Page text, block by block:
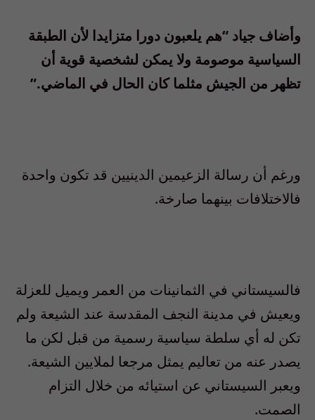
وأضاف جياد “هم يلعبون دورا متزايدا لأن الطبقة
السياسية موصومة ولا يمكن لشخصية قوية أن
تظهر من الجيش مثلما كان الحال في الماضي.”
ورغم أن رسالة الزعيمين الدينيين قد تكون واحدة
فالاختلافات بينهما صارخة.
فالسيستاني في الثمانينات من العمر ويميل للعزلة
ويعيش في مدينة النجف المقدسة عند الشيعة ولم
تكن له أي سلطة سياسية رسمية من قبل لكن ما
يصدر عنه من تعاليم يمثل مرجعا لملايين الشيعة.
ويعبر السيستاني عن استيائه من خلال التزام
الصمت.